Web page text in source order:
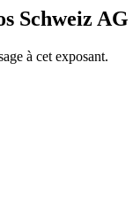
Schweiz AG
à cet exposant.